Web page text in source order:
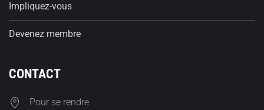
Impliquez-vous
Devenez membre
CONTACT
Pour se rendre